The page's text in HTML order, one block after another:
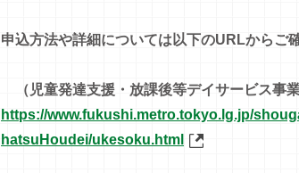
申込方法や詳細については以下のURLからご
（児童発達支援・放課後等デイサービス事業
https://www.fukushi.metro.tokyo.lg.jp/
hatsuHoudei/ukesoku.html